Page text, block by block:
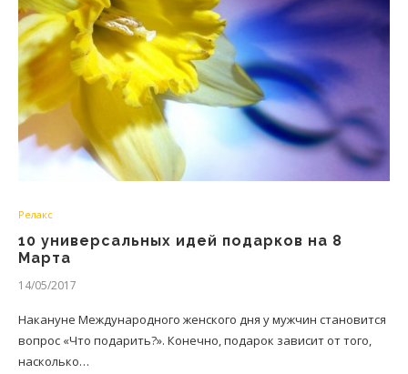
Релакс
10 универсальных идей подарков на 8
Марта
14/05/2017
Накануне Международного женского дня у мужчин становится
вопрос «Что подарить?». Конечно, подарок зависит от того,
насколько…